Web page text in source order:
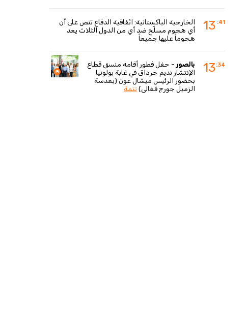
13 :41
الخارجية الباكستانية: اتّفاقية الدفاع تنص على أن
أي هجوم مسلّح ضد أي من الدول الثلاث يعد
هجوماً عليها جميعاً
13:34 بالصور - حفل فطور أقامه منسق قطاع
الإنتشار نديم جرداق في غابة بولونيا
بحضور الرئيس ميشال عون (بعدسة
الزميل جورج فغالي)تتمة